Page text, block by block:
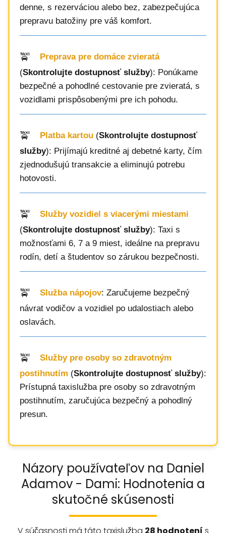
denne, s rezerváciou alebo bez, zabezpečujúca
prepravu batožiny pre váš komfort.
Preprava pre domáce zvieratá
(Skontrolujte dostupnosť služby): Ponúkame
bezpečné a pohodlné cestovanie pre zvieratá, s
vozidlami prispôsobenými pre ich pohodu.
Platba kartou (Skontrolujte dostupnosť
služby): Prijímajú kreditné aj debetné karty, čím
zjednodušujú transakcie a eliminujú potrebu
hotovosti.
Služby vozidiel s viacerými miestami
(Skontrolujte dostupnosť služby): Taxi s
možnosťami 6, 7 a 9 miest, ideálne na prepravu
rodín, detí a študentov so zárukou bezpečnosti.
Služba nápojov: Zaručujeme bezpečný
návrat vodičov a vozidiel po udalostiach alebo
oslavách.
Služby pre osoby so zdravotným
postihnutím (Skontrolujte dostupnosť služby):
Prístupná taxislužba pre osoby so zdravotným
postihnutím, zaručujúca bezpečný a pohodlný
presun.
Názory používateľov na Daniel
Adamov - Dami: Hodnotenia a
skutočné skúsenosti